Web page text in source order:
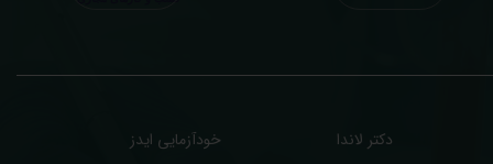
دکتر لاندا خودآزمایی ایدز